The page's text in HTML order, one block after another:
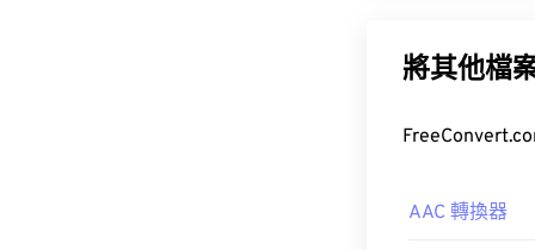
MTS 是攝影機
系統（包括行
有時 MTS 檔
式即可。
音訊格式。
將其他檔
AAC 轉換器